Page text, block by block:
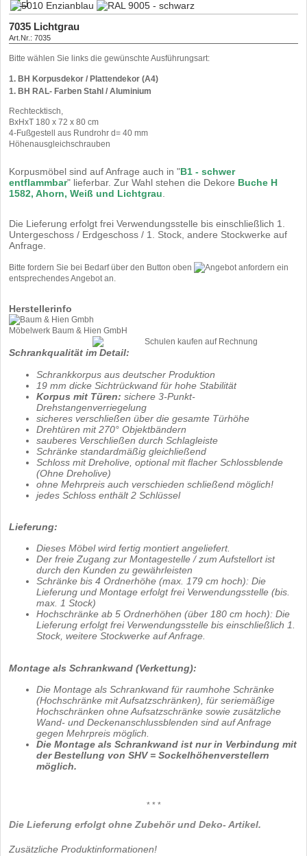
7035 Lichtgrau
Art.Nr.: 7035
Art.Nr.: 3003
Art.Nr.: 9006
Art.Nr.: 5010
Art.Nr.: 9005
Bitte wählen Sie links die gewünschte Ausführungsart:
1. BH Korpusdekor / Plattendekor (A4)
1. BH RAL- Farben Stahl / Aluminium
Rechtecktisch,
BxHxT 180 x 72 x 80 cm
4-Fußgestell aus Rundrohr d= 40 mm
Höhenausgleichschrauben
Korpusmöbel sind auf Anfrage auch in "B1 - schwer
entflammbar" lieferbar. Zur Wahl stehen die Dekore Buche H
1582, Ahorn, Weiß und Lichtgrau
Die Lieferung erfolgt frei Verwendungsstelle bis einschließlich 1.
Untergeschoss / Erdgeschoss / 1. Stock, andere Stockwerke auf
Anfrage.
Bitte fordern Sie bei Bedarf über den Button oben
ein
entsprechendes Angebot an.
Herstellerinfo
Möbelwerk Baum & Hien GmbH
Schrankqualität im Detail:
Schrankkorpus aus deutscher Produktion
19 mm dicke Sichtrückwand für hohe Stabilität
Korpus mit Türen: sichere 3-Punkt-
Drehstangenverriegelung
sicheres verschließen über die gesamte Türhöhe
Drehtüren mit 270° Objektbändern
sauberes Verschließen durch Schlagleiste
Schränke standardmäßig gleichließend
Schloss mit Dreholive, optional mit flacher Schlossblende
(Ohne Dreholive)
ohne Mehrpreis auch verschieden schließend möglich!
jedes Schloss enthält 2 Schlüssel
Lieferung:
Dieses Möbel wird fertig montiert angeliefert.
Der freie Zugang zur Montagestelle / zum Aufstellort ist
durch den Kunden zu gewährleisten
Schränke bis 4 Ordnerhöhe (max. 179 cm hoch): Die
Lieferung und Montage erfolgt frei Verwendungsstelle (bis.
max. 1 Stock)
Hochschränke ab 5 Ordnerhöhen (über 180 cm hoch): Die
Lieferung erfolgt frei Verwendungsstelle bis einschließlich 1.
Stock, weitere Stockwerke auf Anfrage.
Montage als Schrankwand (Verkettung):
Die Montage als Schrankwand für raumhohe Schränke
(Hochschränke mit Aufsatzschränken), für seriemäßige
Hochschränken ohne Aufsatzschränke sowie zusätzliche
Wand- und Deckenanschlussblenden sind auf Anfrage
gegen Mehrpreis möglich.
Die Montage als Schrankwand ist nur in Verbindung mit
der Bestellung von SHV = Sockelhöhenverstellern
möglich.
* * *
Die Lieferung erfolgt ohne Zubehör und Deko- Artikel.
Zusätzliche Produktinformationen!